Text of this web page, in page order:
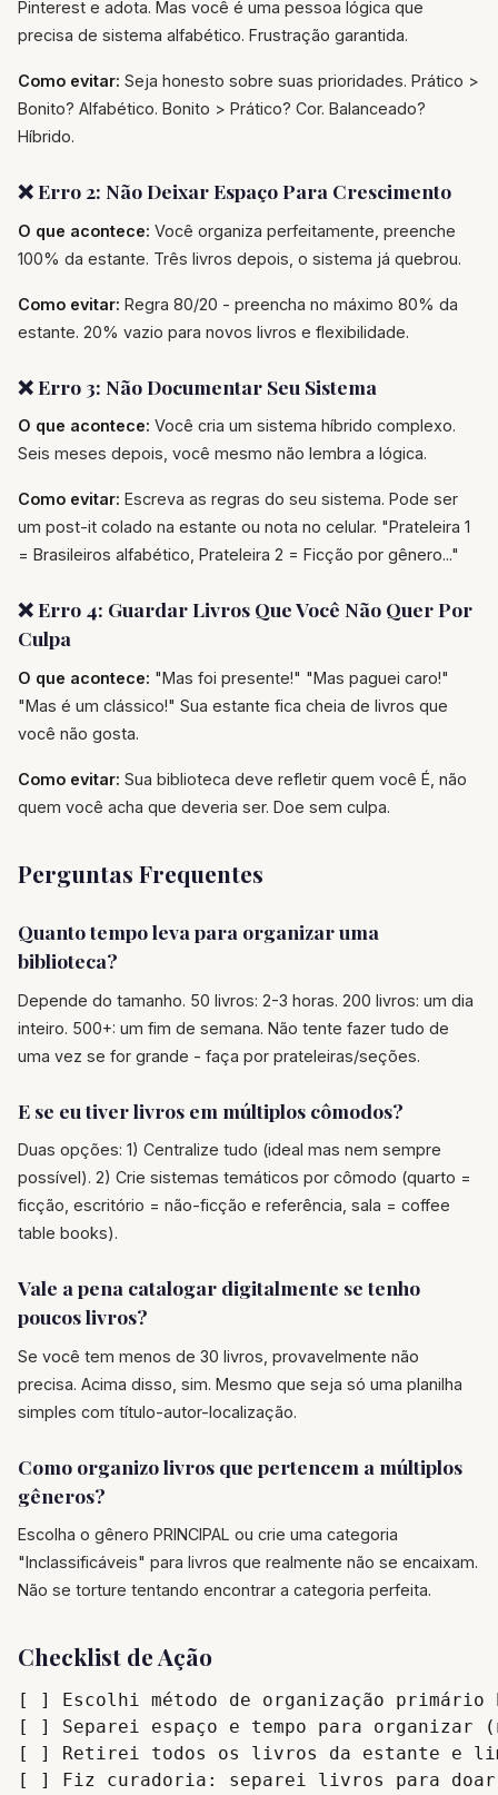
Pinterest e adota. Mas você é uma pessoa lógica que
precisa de sistema alfabético. Frustração garantida.
Como evitar: Seja honesto sobre suas prioridades. Prático >
Bonito? Alfabético. Bonito > Prático? Cor. Balanceado?
Híbrido.
❌ Erro 2: Não Deixar Espaço Para Crescimento
O que acontece: Você organiza perfeitamente, preenche
100% da estante. Três livros depois, o sistema já quebrou.
Como evitar: Regra 80/20 - preencha no máximo 80% da
estante. 20% vazio para novos livros e flexibilidade.
❌ Erro 3: Não Documentar Seu Sistema
O que acontece: Você cria um sistema híbrido complexo.
Seis meses depois, você mesmo não lembra a lógica.
Como evitar: Escreva as regras do seu sistema. Pode ser
um post-it colado na estante ou nota no celular. "Prateleira 1
= Brasileiros alfabético, Prateleira 2 = Ficção por gênero..."
❌ Erro 4: Guardar Livros Que Você Não Quer Por
Culpa
O que acontece: "Mas foi presente!" "Mas paguei caro!"
"Mas é um clássico!" Sua estante fica cheia de livros que
você não gosta.
Como evitar: Sua biblioteca deve refletir quem você É, não
quem você acha que deveria ser. Doe sem culpa.
Perguntas Frequentes
Quanto tempo leva para organizar uma
biblioteca?
Depende do tamanho. 50 livros: 2-3 horas. 200 livros: um dia
inteiro. 500+: um fim de semana. Não tente fazer tudo de
uma vez se for grande - faça por prateleiras/seções.
E se eu tiver livros em múltiplos cômodos?
Duas opções: 1) Centralize tudo (ideal mas nem sempre
possível). 2) Crie sistemas temáticos por cômodo (quarto =
ficção, escritório = não-ficção e referência, sala = coffee
table books).
Vale a pena catalogar digitalmente se tenho
poucos livros?
Se você tem menos de 30 livros, provavelmente não
precisa. Acima disso, sim. Mesmo que seja só uma planilha
simples com título-autor-localização.
Como organizo livros que pertencem a múltiplos
gêneros?
Escolha o gênero PRINCIPAL ou crie uma categoria
"Inclassificáveis" para livros que realmente não se encaixam.
Não se torture tentando encontrar a categoria perfeita.
Checklist de Ação
[ ] Escolhi método de organização primário
[ ] Separei espaço e tempo para organizar
[ ] Retirei todos os livros da estante e
[ ] Fiz curadoria: separei livros para doar